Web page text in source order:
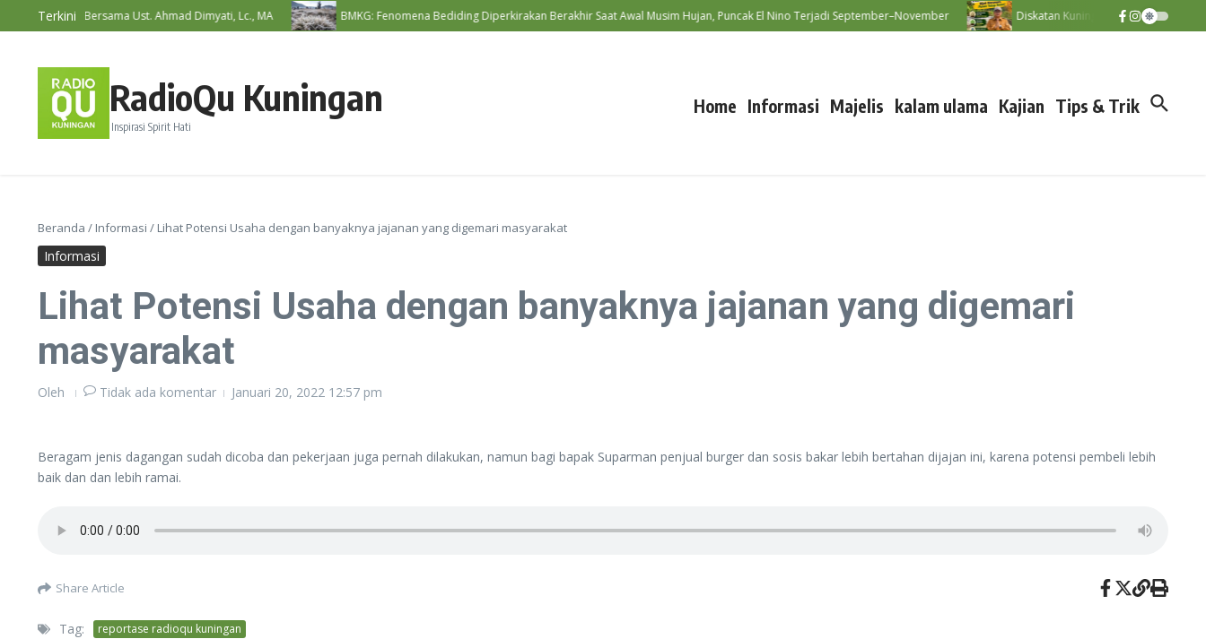
Lewati ke konten
Terkini
RadioQu Bersama Ust. Ahmad Dimyati, Lc., MA BMKG: Fenomena Bediding Diperkirakan Berakhir Saat Awal Musim Hujan, Puncak El Nino Terjadi September–November Diskatan Kuningan Imbau Petani Tak
RadioQu Kuningan
Inspirasi Spirit Hati
Home Informasi Majelis kalam ulama Kajian Tips & Trik
Beranda / Informasi / Lihat Potensi Usaha dengan banyaknya jajanan yang digemari masyarakat
Informasi
Lihat Potensi Usaha dengan banyaknya jajanan yang digemari
masyarakat
Oleh Tidak ada komentar Januari 20, 2022 12:57 pm
Beragam jenis dagangan sudah dicoba dan pekerjaan juga pernah dilakukan, namun bagi bapak Suparman penjual burger dan sosis bakar lebih bertahan dijajan ini, karena potensi pembeli lebih
baik dan dan lebih ramai.
Share Article
Tag: reportase radioqu kuningan